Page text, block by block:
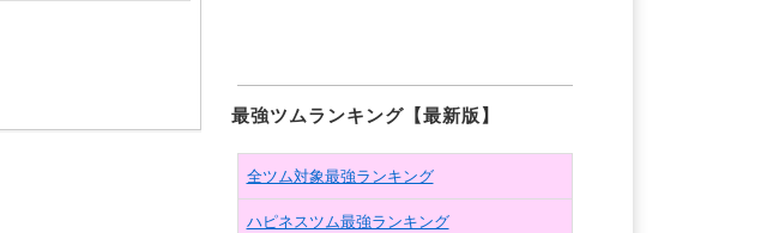
最強ツムランキング【最新版】
全ツム対象最強ランキング
ハピネスツム最強ランキング